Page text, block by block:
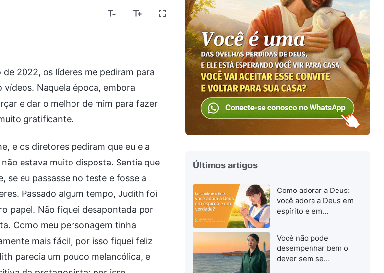
2022, os líderes me pediram para
Naquela época, embora
e dar o melhor de mim para fazer
gratificante.
e os diretores pediram que eu e a
estava muito disposta. Sentia que
se eu passasse no teste e fosse a
Passado algum tempo, Judith foi
papel. Não fiquei desapontada por
Como meu personagem tinha
mais fácil, por isso fiquei feliz
parecia um pouco melancólica, e
Últimos artigos
Como adorar a Deus:
você adora a Deus em
espírito e em
Você não pode
desempenhar bem o
dever sem se